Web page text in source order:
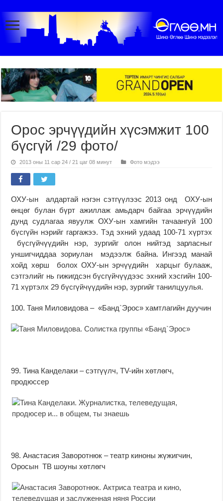
Орос эрчүүдийн хүсэмжит 100
бүсгүй /29 фото/
2013 оны 11 сар 24 / 21 цаг 08 минут Фото мэдээ
ОХУ-ын алдартай нэгэн сэтгүүлээс 2013 онд ОХУ-ын
өнцөг булан бүрт ажиллаж амьдарч байгаа эрчүүдийн
дунд судлагаа явуулж ОХУ-ын хамгийн тачаангуй 100
бүсгүйн нэрийг гаргажээ. Тэд эхний удаад 100-71 хүртэх
бүсгүйчүүдийн нэр, зургийг олон нийтэд зарласныг
уншигчиддаа зориулан мэдээлж байна. Ингээд манай
хойд хөрш болох ОХУ-ын эрчүүдийн харцыг булааж,
сэтгэлийг нь гижигдсэн бүсгүйчүүдээс эхний хэсгийн 100-
71 хүртэлх 29 бүсгүйчүүдийн нэр, зургийг танилцуулья.
100. Таня Миловидова – «Банд`Эрос» хамтлагийн дуучин
99. Тина Канделаки – сэтгүүлч, ТV-ийн хөтлөгч,
продюссер
98. Анастасия Заворотнюк – театр киноны жүжигчин,
Оросын ТВ шоуны хөтлөгч